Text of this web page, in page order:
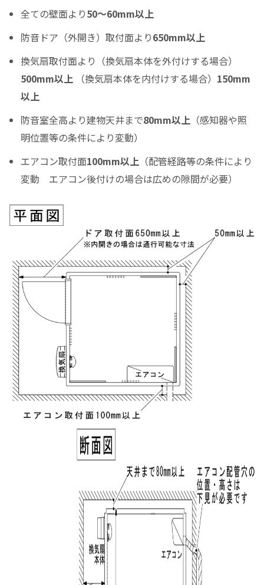
ボーナス月の加算金額
0
ボーナス月の加算（上乗せ）金額をスライドして下さい（1万円単位）
シュミレーション結果
月々のお支払金額
（初回月のみ）お支払金額
実質年率%
全ての壁面より50～60mm以上
防音ドア（外開き）取付面より650mm以上
換気扇取付面より（換気扇本体を外付けする場合）
500mm以上 （換気扇本体を内付けする場合） 150mm
以上
防音室全高より建物天井まで80mm以上 （感知器や照
明位置等の条件により変動）
エアコン取付面100mm以上 （配管経路等の条件により
変動 エアコン後付けの場合は広めの隙間が必要）